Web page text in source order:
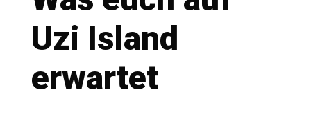
Uzi Island
erwartet